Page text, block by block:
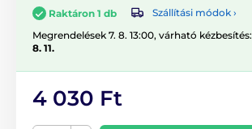
Raktáron 1 db
Szállítási módok ›
Megrendelések 7. 8. 13:00, várható kézbesítés:
8. 11.
4 030 Ft